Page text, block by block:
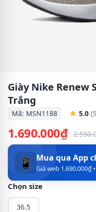
Giày Nike Renew
Trắng
Mã: MSN1188 5.0
1.690.000₫
📱 Mua qua App
Giá web 1.690.000₫
Chọn size
36.5